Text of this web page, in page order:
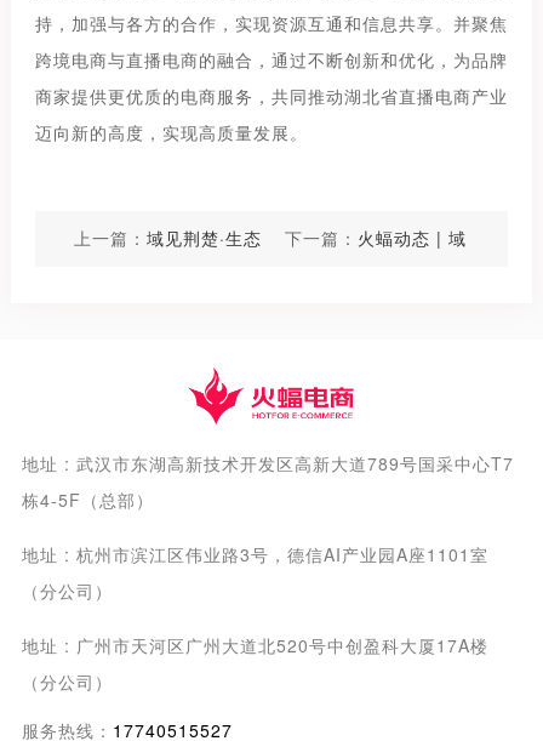
持，加强与各方的合作，实现资源互通和信息共享。并聚焦
跨境电商与直播电商的融合，通过不断创新和优化，为品牌
商家提供更优质的电商服务，共同推动湖北省直播电商产业
迈向新的高度，实现高质量发展。
上一篇： 域见荆楚·生态
谋电商发展新篇章
下一篇： 火蝠动态 | 域
地址 : 武汉市东湖高新技术开发区高新大道789号国采中心T7
栋4-5F（总部）
地址 : 杭州市滨江区伟业路3号，德信AI产业园A座1101室
（分公司）
地址 : 广州市天河区广州大道北520号中创盈科大厦17A楼
（分公司）
服务热线： 17740515527